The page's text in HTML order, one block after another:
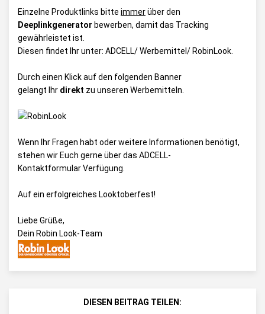
Einzelne Produktlinks bitte immerüber den
Deeplinkgenerator bewerben, damit das Tracking
gewährleistet ist.
Diesen findet Ihr unter: ADCELL/ Werbemittel/ RobinLook
Durch einen Klick auf den folgenden Banner
gelangt Ihr direkt zu unseren Werbemitteln.
Wenn Ihr Fragen habt oder weitere Informationen benötigt,
stehen wir Euch gerne über das ADCELL-
KontaktformularVerfügung.
Auf ein erfolgreiches Looktoberfest!
Liebe Grüße,
Dein Robin Look-Team
DIESEN BEITRAG TEILEN: